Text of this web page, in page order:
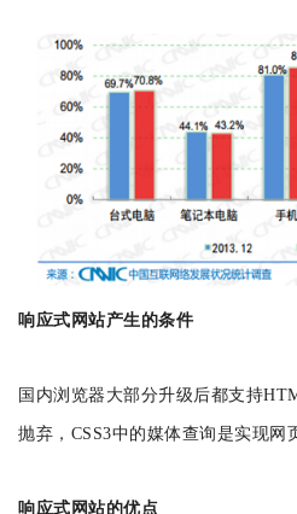
响应式网站产生的条件
国内浏览器大部分升级后都支持
抛弃，CSS3中的媒体查询是实现网
响应式网站的优点